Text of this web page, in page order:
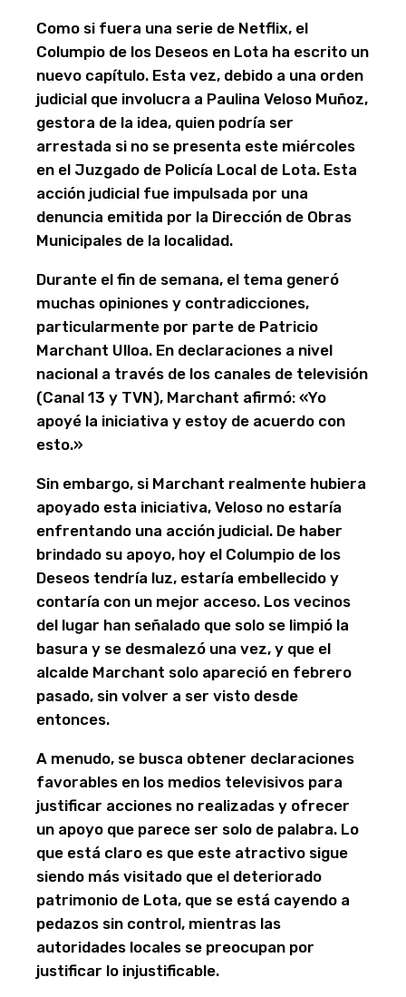
Como si fuera una serie de Netflix, el
Columpio de los Deseos en Lota ha escrito un
nuevo capítulo. Esta vez, debido a una orden
judicial que involucra a Paulina Veloso Muñoz,
gestora de la idea, quien podría ser
arrestada si no se presenta este miércoles
en el Juzgado de Policía Local de Lota. Esta
acción judicial fue impulsada por una
denuncia emitida por la Dirección de Obras
Municipales de la localidad.
Durante el fin de semana, el tema generó
muchas opiniones y contradicciones,
particularmente por parte de Patricio
Marchant Ulloa. En declaraciones a nivel
nacional a través de los canales de televisión
(Canal 13 y TVN), Marchant afirmó: «Yo
apoyé la iniciativa y estoy de acuerdo con
esto.»
Sin embargo, si Marchant realmente hubiera
apoyado esta iniciativa, Veloso no estaría
enfrentando una acción judicial. De haber
brindado su apoyo, hoy el Columpio de los
Deseos tendría luz, estaría embellecido y
contaría con un mejor acceso. Los vecinos
del lugar han señalado que solo se limpió la
basura y se desmalezó una vez, y que el
alcalde Marchant solo apareció en febrero
pasado, sin volver a ser visto desde
entonces.
A menudo, se busca obtener declaraciones
favorables en los medios televisivos para
justificar acciones no realizadas y ofrecer
un apoyo que parece ser solo de palabra. Lo
que está claro es que este atractivo sigue
siendo más visitado que el deteriorado
patrimonio de Lota, que se está cayendo a
pedazos sin control, mientras las
autoridades locales se preocupan por
justificar lo injustificable.